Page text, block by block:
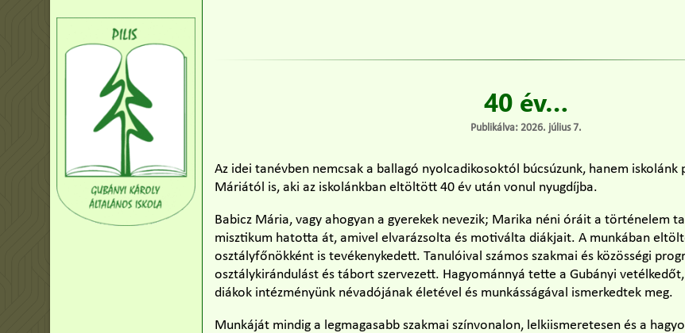
40 év…
Publikálva: 2026. július 7.
Az idei tanévben nemcsak a ballagó nyolcadikosoktól búcsúzunk, hanem iskolánk
Máriától is, aki az iskolánkban eltöltött 40 év után vonul nyugdíjba.
Babicz Mária, vagy ahogyan a gyerekek nevezik; Marika néni óráit a történelem
misztikum hatotta át, amivel elvarázsolta és motiválta diákjait. A munkában
osztályfőnökként is tevékenykedett. Tanulóival számos szakmai és közösségi
osztálykirándulást és tábort szervezett. Hagyománnyá tette a Gubányi
diákok intézményünk névadójának életével és munkásságával ismerkedtek meg.
Munkáját mindig a legmagasabb szakmai színvonalon, lelkiismeretesen és a